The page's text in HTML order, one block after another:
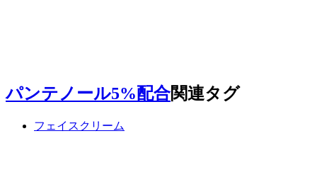
パンテノール5%配合関連タグ
フェイスクリーム